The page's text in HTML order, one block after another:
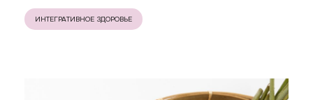
ИНТЕГРАТИВНОЕ ЗДОРОВЬЕ